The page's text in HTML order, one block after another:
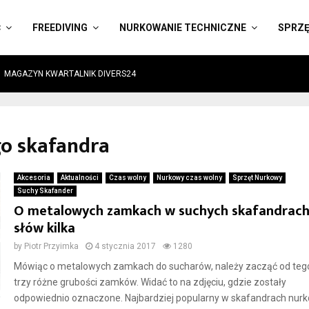
FREEDIVING NURKOWANIE TECHNICZNE
MAGAZYN KWARTALNIK DIVERS24
skafandra
Akcesoria Aktualności Czas wolny Nurkowy czas wolny
Sprzęt Nurkowy
Suchy Skafander
O metalowych zamkach w suchych skafandrach
słów kilka
by Piotr Przyimka 4 stycznia 2017 1280
Mówiąc o metalowych zamkach do sucharów, należy zacząć od
trzy różne grubości zamków. Widać to na zdjęciu, gdzie zostały
odpowiednio oznaczone. Najbardziej popularny w skafandrach